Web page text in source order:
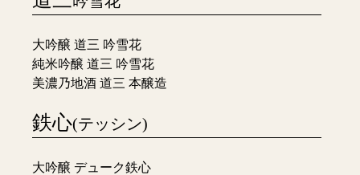
大吟醸 道三 吟雪花
純米吟醸 道三 吟雪花
美濃乃地酒 道三 本醸造
鉄心(テッシン)
大吟醸 デューク鉄心